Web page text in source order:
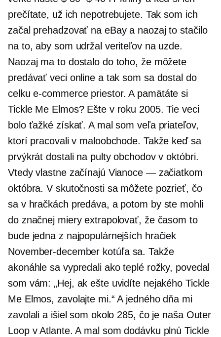
prečítate, už ich nepotrebujete. Tak som ich
začal prehadzovať na eBay a naozaj to stačilo
na to, aby som udržal veriteľov na uzde.
Naozaj ma to dostalo do toho, že môžete
predávať veci online a tak som sa dostal do
celkue-commercepriestor. A pamätáte si
Tickle Me Elmos? Ešte v roku 2005. Tie veci
bolo ťažké získať. A mal som veľa priateľov,
ktorí pracovali v maloobchode. Takže keď sa
prvýkrát dostali na pulty obchodov v októbri.
Vtedy vlastne začínajú Vianoce — začiatkom
októbra. V skutočnosti sa môžete pozrieť, čo
sa v hračkách predáva, a potom by ste mohli
do značnej miery extrapolovať, že časom to
bude jedna z najpopulárnejších hračiek
November-december kotúľa sa. Takže
akonáhle sa vypredali ako teplé rožky, povedal
som vám: „Hej, ak ešte uvidíte nejakého Tickle
Me Elmos, zavolajte mi.“ A jedného dňa mi
zavolali a išiel som okolo 285, čo je naša Outer
Loop v Atlante. A mal som dodávku plnú Tickle